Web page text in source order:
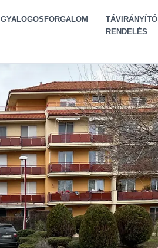
GYALOGOSFORGALOM
TÁVIRÁNYÍTÓ
RENDELÉS